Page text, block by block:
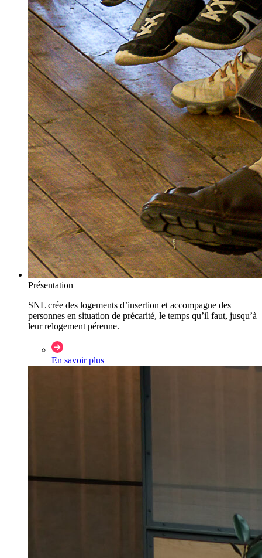
Présentation
SNL crée des logements d’insertion et accompagne des
personnes en situation de précarité, le temps qu’il faut, jusqu’à
leur relogement pérenne.
En savoir plus